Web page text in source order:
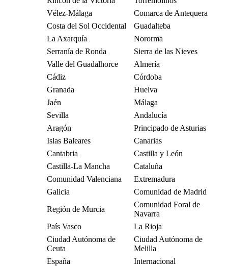
Vélez-Málaga
Comarca de Antequera
Costa del Sol Occidental
Guadalteba
La Axarquía
Nororma
Serranía de Ronda
Sierra de las Nieves
Valle del Guadalhorce
Almería
Cádiz
Córdoba
Granada
Huelva
Jaén
Málaga
Sevilla
Andalucía
Aragón
Principado de Asturias
Islas Baleares
Canarias
Cantabria
Castilla y León
Castilla-La Mancha
Cataluña
Comunidad Valenciana
Extremadura
Galicia
Comunidad de Madrid
Región de Murcia
Comunidad Foral de
Navarra
País Vasco
La Rioja
Ciudad Autónoma de
Ceuta
Ciudad Autónoma de
Melilla
España
Internacional